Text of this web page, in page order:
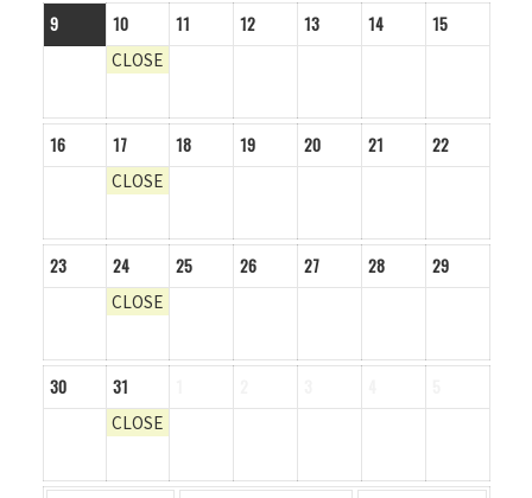
9
10
CLOSE
11 12 13 14 15
16
17
CLOSE
18 19 20 21 22
23
24
CLOSE
25 26 27 28 29
30
31
CLOSE